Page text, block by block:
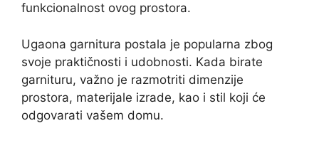
funkcionalnost ovog prostora.
Ugaona garnitura postala je popularna zbog
svoje praktičnosti i udobnosti. Kada birate
garnituru, važno je razmotriti dimenzije
prostora, materijale izrade, kao i stil koji će
odgovarati vašem domu.